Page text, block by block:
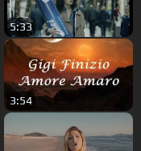
5:33
3:54